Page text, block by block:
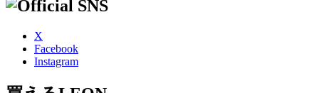
X
Facebook
Instagram